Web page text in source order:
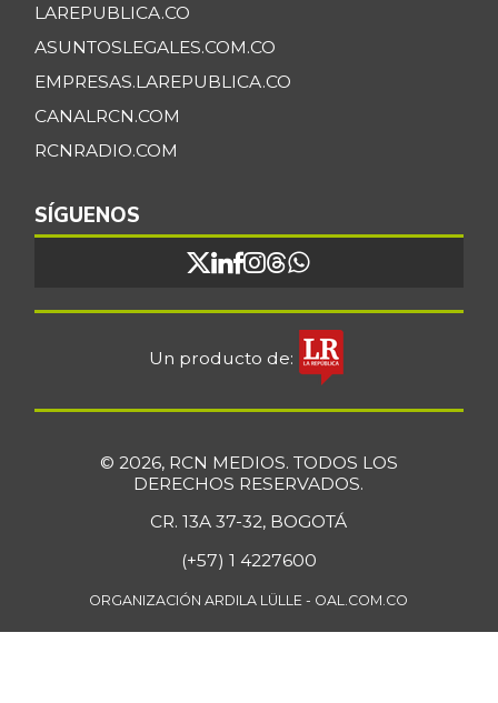
LAREPUBLICA.CO
ASUNTOSLEGALES.COM.CO
EMPRESAS.LAREPUBLICA.CO
CANALRCN.COM
RCNRADIO.COM
SÍGUENOS
Un producto de:
© 2026, RCN MEDIOS. TODOS LOS
DERECHOS RESERVADOS.
CR. 13A 37-32, BOGOTÁ
(+57) 1 4227600
ORGANIZACIÓN ARDILA LÜLLE - OAL.COM.CO